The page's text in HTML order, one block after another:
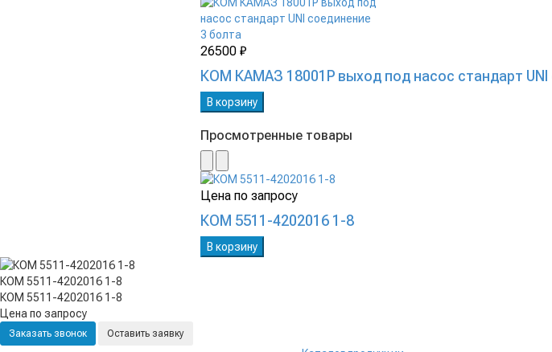
26500 ₽
КОМ КАМАЗ 18001P выход под насос стандарт UNI
В корзину
Просмотренные товары
Цена по запросу
КОМ 5511-4202016 1-8
В корзину
КОМ 5511-4202016 1-8
КОМ 5511-4202016 1-8
Цена по запросу
Заказать звонок Оставить заявку